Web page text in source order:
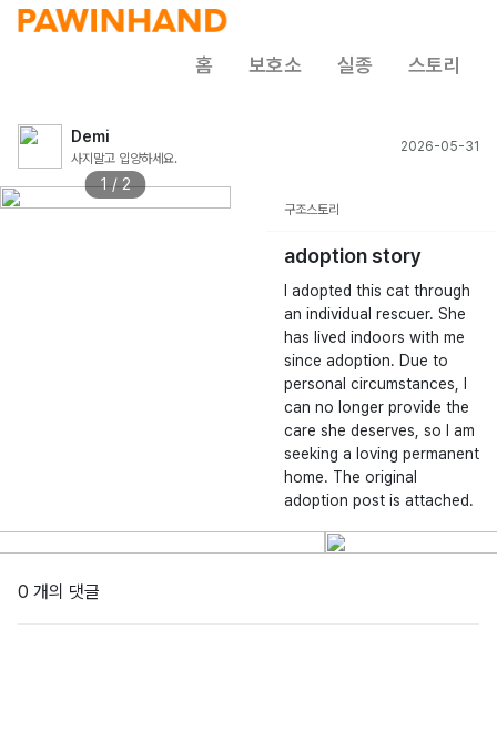
홈 보호소 실종 스토리
Demi
사지말고 입양하세요.
2026-05-31
1 / 2
구조스토리
adoption story
I adopted this cat through
an individual rescuer. She
has lived indoors with me
since adoption. Due to
personal circumstances, I
can no longer provide the
care she deserves, so I am
seeking a loving permanent
home. The original
adoption post is attached.
0 개의 댓글